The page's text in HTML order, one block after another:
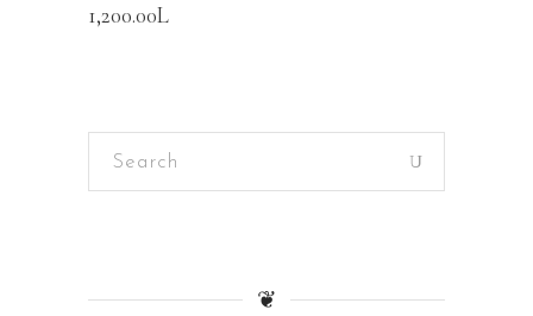
1,200.00L
Search
❦